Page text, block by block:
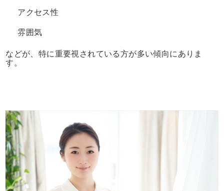
アクセス性
雰囲気
などが、特に重要視されている方が多い傾向にありま
す。